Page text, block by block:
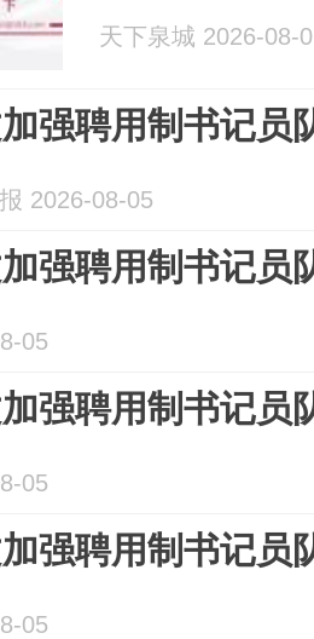
天下泉城 2026-08-
强聘用制书记员
2026-08-05
强聘用制书记员
05
强聘用制书记员
05
强聘用制书记员
05